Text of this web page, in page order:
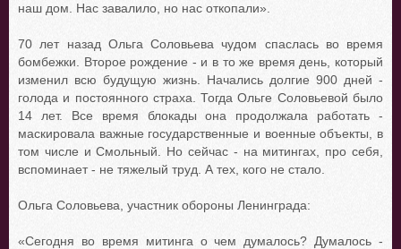
наш дом. Нас завалило, но нас откопали».
70 лет назад Ольга Соловьева чудом спаслась во время
бомбежки. Второе рождение - и в то же время день, который
изменил всю будущую жизнь. Начались долгие 900 дней -
голода и постоянного страха. Тогда Ольге Соловьевой было
14 лет. Все время блокады она продолжала работать -
маскировала важные государственные и военные объекты, в
том числе и Смольный. Но сейчас - на митингах, про себя,
вспоминает - не тяжелый труд. А тех, кого не стало.
Ольга Соловьева, участник обороны Ленинграда:
«Сегодня во время митинга о чем думалось? Думалось -